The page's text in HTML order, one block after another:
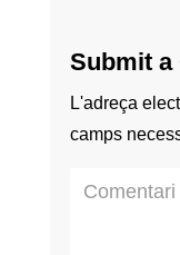
Submit a
L'adreça
camps